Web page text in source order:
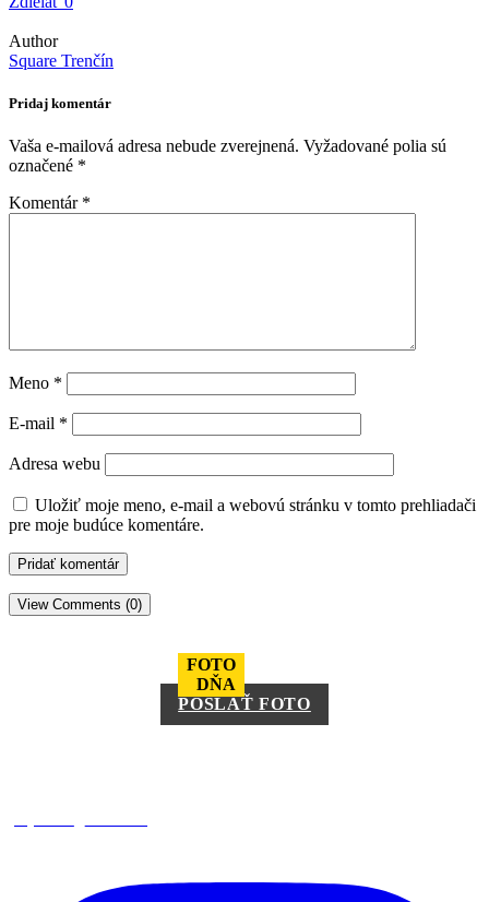
Author
Square Trenčín
Pridaj komentár
Vaša e-mailová adresa nebude zverejnená. Vyžadované polia sú
označené *
Komentár *
Meno *
E-mail *
Adresa webu
Uložiť moje meno, e-mail a webovú stránku v tomto prehliadači
pre moje budúce komentáre.
View Comments (0)
FOTO
DŇA
POSLAŤ FOTO